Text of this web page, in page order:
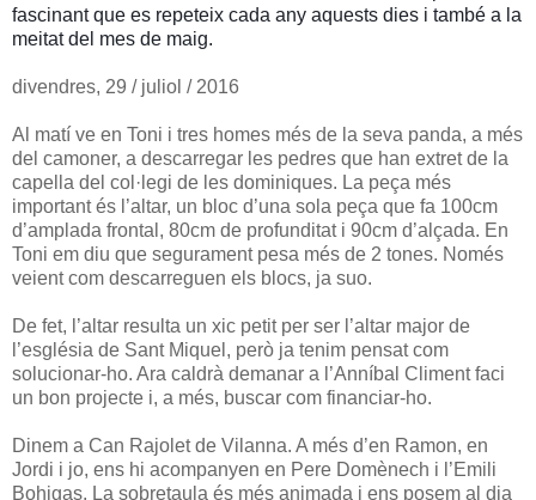
fascinant que es repeteix cada any aquests dies i també a la
meitat del mes de maig.
divendres, 29 / juliol / 2016
Al matí ve en Toni i tres homes més de la seva panda, a més
del camoner, a descarregar les pedres que han extret de la
capella del col·legi de les dominiques. La peça més
important és l’altar, un bloc d’una sola peça que fa 100cm
d’amplada frontal, 80cm de profunditat i 90cm d’alçada. En
Toni em diu que segurament pesa més de 2 tones. Només
veient com descarreguen els blocs, ja suo.
De fet, l’altar resulta un xic petit per ser l’altar major de
l’església de Sant Miquel, però ja tenim pensat com
solucionar-ho. Ara caldrà demanar a l’Anníbal Climent faci
un bon projecte i, a més, buscar com financiar-ho.
Dinem a Can Rajolet de Vilanna. A més d’en Ramon, en
Jordi i jo, ens hi acompanyen en Pere Domènech i l’Emili
Bohigas. La sobretaula és més animada i ens posem al dia